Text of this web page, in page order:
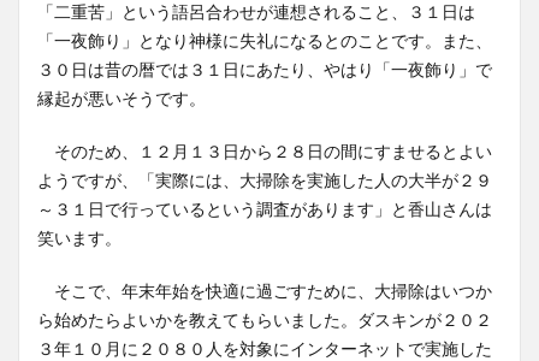
「二重苦」という語呂合わせが連想されること、３１日は
「一夜飾り」となり神様に失礼になるとのことです。また、
３０日は昔の暦では３１日にあたり、やはり「一夜飾り」で
縁起が悪いそうです。
そのため、１２月１３日から２８日の間にすませるとよい
ようですが、「実際には、大掃除を実施した人の大半が２９
～３１日で行っているという調査があります」と香山さんは
笑います。
そこで、年末年始を快適に過ごすために、大掃除はいつか
ら始めたらよいかを教えてもらいました。ダスキンが２０２
３年１０月に２０８０人を対象にインターネットで実施した